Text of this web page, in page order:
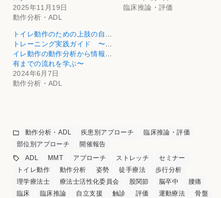
2025年11月19日
動作分析・ADL
臨床推論・評価
トイレ動作のための上肢の自主
トレーニング実践ガイド 〜ト
イレ動作の動作分析から情報共
有までの流れを学ぶ〜
2024年6月7日
動作分析・ADL
動作分析・ADL 疾患別アプローチ
臨床推論・評価
部位別アプローチ
開催報告
ADL
MMT アプローチ ストレッチ
セミナー
トイレ動作
動作分析 姿勢 徒手療法
歩行分析
理学療法士
療法士活性化委員会 股関節 脳卒中
腰痛
臨床
臨床推論 自立支援 触診 評価 運動療法 骨盤